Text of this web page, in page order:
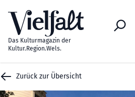
Das Kulturmagazin der
Kultur.Region.Wels.
Zurück zur Übersicht